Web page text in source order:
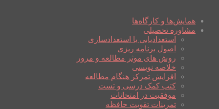
همایش‌ها و کارگاه‌ها
مشاوره تحصیلی
استعدادیابی یا استعدادسازی
اصول برنامه ریزی
روش های موثر مطالعه و مرور
خلاصه نویسی
افزایش تمرکز هنگام مطالعه
کتب کمک درسی و تست
موفقیت در امتحانات
تمرینات تقویت حافظه